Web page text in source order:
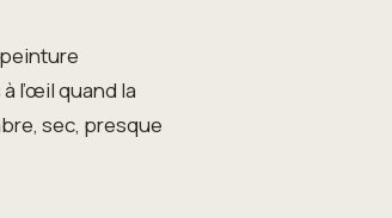
l’œil quand la
sec, presque